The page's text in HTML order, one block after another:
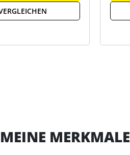
MERKMALE